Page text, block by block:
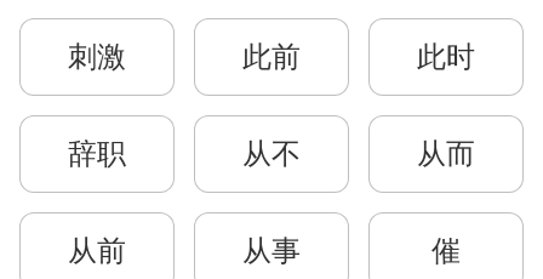
刺激 此前 此时
辞职 从不 从而
从前 从事 催